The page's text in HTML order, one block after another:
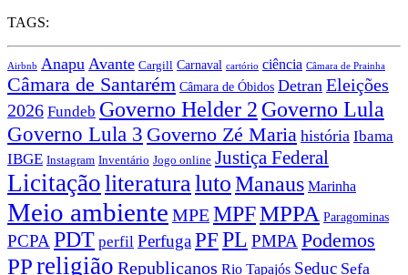
TAGS:
Airbnb Anapu Avante Cargill Carnaval cartório ciência Câmara de Prainha
Câmara de Santarém Câmara de Óbidos Detran Eleições
2026 Fundeb Governo Helder 2 Governo Lula
Governo Lula 3 Governo Zé Maria história Ibama
IBGE Instagram Inventário Jogo online Justiça Federal
Licitaçãoliteratura lutoManaus Marinha
Meio ambiente MPEMPFMPPA Paragominas
PCPA PDT perfil PerfugaPFPL PMPA Podemos
PPreligião Republicanos Rio Tapajós Seduc Sefa